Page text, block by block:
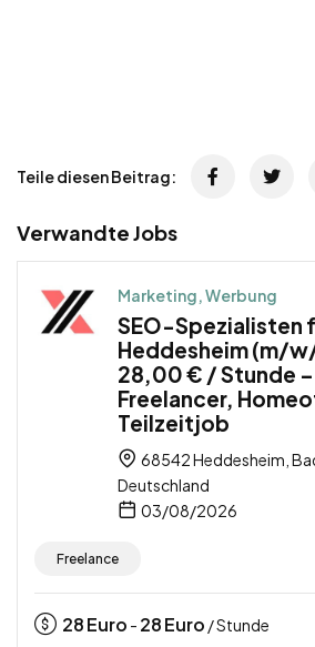
Teile diesen Beitrag:
Verwandte Jobs
Marketing, Werbung
SEO-Spezialisten
Heddesheim (m/
28,00 € / Stunde –
Freelancer,
Teilzeitjob
68542 Heddesheim,
Deutschland
03/08/2026
Freelance
28Euro - 28Euro / Stunde